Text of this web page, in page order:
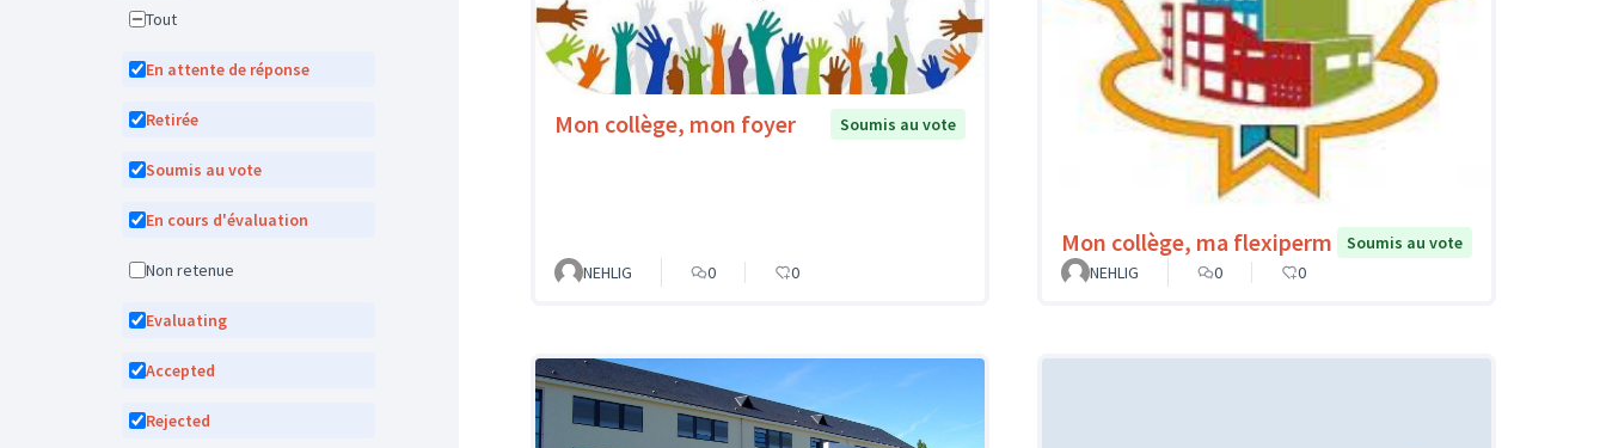
Tout
En attente de réponse
Retirée
Soumis au vote
En cours d'évaluation
Non retenue
Evaluating
Accepted
Rejected
Mon collège, mon foyer Soumis au vote
NEHLIG 0 0
Mon collège, ma flexiperm
Soumis au vote
NEHLIG
0 0